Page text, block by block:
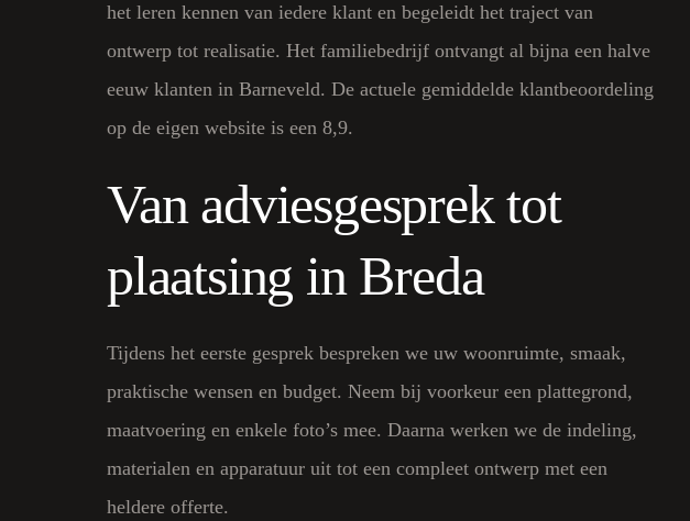
het leren kennen van iedere klant en begeleidt het traject van
ontwerp tot realisatie. Het familiebedrijf ontvangt al bijna een halve
eeuw klanten in Barneveld. De actuele gemiddelde klantbeoordeling
op de eigen website is een 8,9.
Van adviesgesprek tot
plaatsing in Breda
Tijdens het eerste gesprek bespreken we uw woonruimte, smaak,
praktische wensen en budget. Neem bij voorkeur een plattegrond,
maatvoering en enkele foto’s mee. Daarna werken we de indeling,
materialen en apparatuur uit tot een compleet ontwerp met een
heldere offerte.